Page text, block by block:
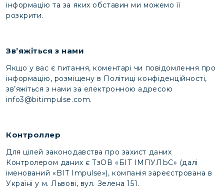
інформацію та за яких обставин ми можемо її
розкрити.
Зв’яжіться з нами
Якщо у вас є питання, коментарі чи повідомлення про
інформацію, розміщену в Політиці конфіденційності,
зв’яжіться з нами за електронною адресою
info3@bitimpulse.com.
Контроллер
Для цілей законодавства про захист даних
Контролером даних є ТзОВ «БІТ ІМПУЛЬС» (далі
іменований «BIT Impulse»), компанія зареєстрована в
Україні у м. Львові, вул. Зелена 151.